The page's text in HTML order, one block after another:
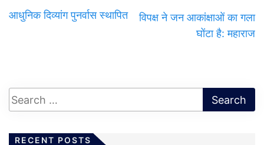
आधुनिक दिव्यांग पुनर्वास स्थापित
विपक्ष ने जन आकांक्षाओं का गला
घोंटा है: महाराज
RECENT POSTS